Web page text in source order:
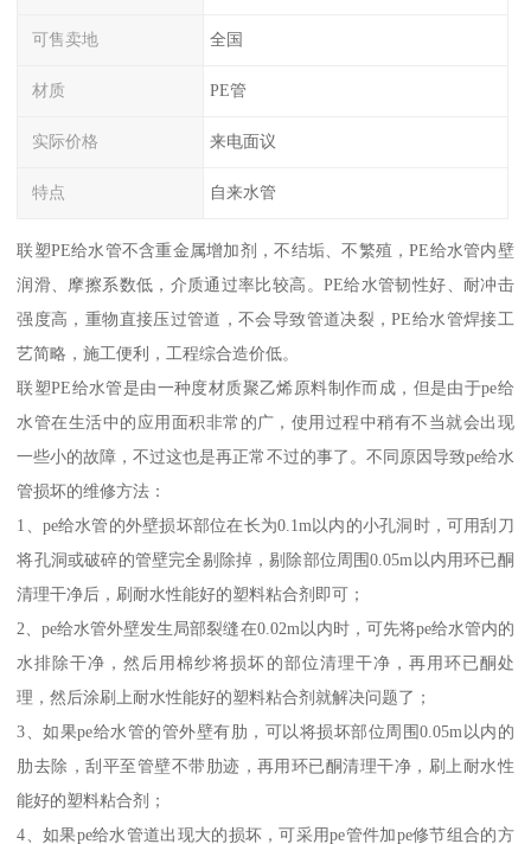
可售卖地 全国
材质 PE管
实际价格 来电面议
特点 自来水管
联塑PE给水管不含重金属增加剂，不结垢、不繁殖，PE给水管内壁
润滑、摩擦系数低，介质通过率比较高。PE给水管韧性好、耐冲击
强度高，重物直接压过管道，不会导致管道决裂，PE给水管焊接工
艺简略，施工便利，工程综合造价低。
联塑PE给水管是由一种度材质聚乙烯原料制作而成，但是由于pe给
水管在生活中的应用面积非常的广，使用过程中稍有不当就会出现
一些小的故障，不过这也是再正常不过的事了。不同原因导致pe给水
管损坏的维修方法：
1、pe给水管的外壁损坏部位在长为0.1m以内的小孔洞时，可用刮刀
将孔洞或破碎的管壁完全剔除掉，剔除部位周围0.05m以内用环已酮
清理干净后，刷耐水性能好的塑料粘合剂即可；
2、pe给水管外壁发生局部裂缝在0.02m以内时，可先将pe给水管内的
水排除干净，然后用棉纱将损坏的部位清理干净，再用环已酮处
理，然后涂刷上耐水性能好的塑料粘合剂就解决问题了；
3、如果pe给水管的管外壁有肋，可以将损坏部位周围0.05m以内的
肋去除，刮平至管壁不带肋迹，再用环已酮清理干净，刷上耐水性
能好的塑料粘合剂；
4、如果pe给水管道出现大的损坏，可采用pe管件加pe修节组合的方